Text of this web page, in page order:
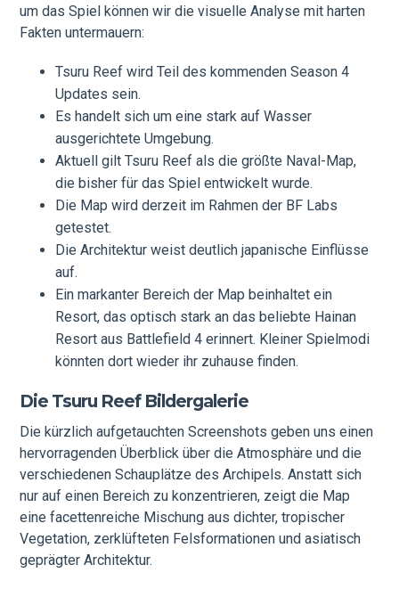
um das Spiel können wir die visuelle Analyse mit harten
Fakten untermauern:
Tsuru Reef wird Teil des kommenden Season 4
Updates sein.
Es handelt sich um eine stark auf Wasser
ausgerichtete Umgebung.
Aktuell gilt Tsuru Reef als die größte Naval-Map,
die bisher für das Spiel entwickelt wurde.
Die Map wird derzeit im Rahmen der BF Labs
getestet.
Die Architektur weist deutlich japanische Einflüsse
auf.
Ein markanter Bereich der Map beinhaltet ein
Resort, das optisch stark an das beliebte Hainan
Resort aus Battlefield 4 erinnert. Kleiner Spielmodi
könnten dort wieder ihr zuhause finden.
Die Tsuru Reef Bildergalerie
Die kürzlich aufgetauchten Screenshots geben uns einen
hervorragenden Überblick über die Atmosphäre und die
verschiedenen Schauplätze des Archipels. Anstatt sich
nur auf einen Bereich zu konzentrieren, zeigt die Map
eine facettenreiche Mischung aus dichter, tropischer
Vegetation, zerklüfteten Felsformationen und asiatisch
geprägter Architektur.